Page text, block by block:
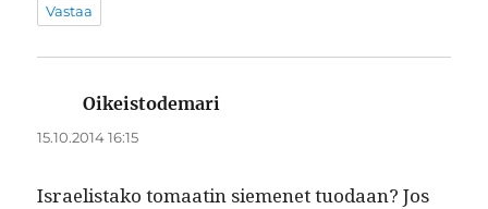
Vastaa
Oikeistodemari
15.10.2014 16:15
Israelis­tako tomaatin siemenet tuo­daan? Jos